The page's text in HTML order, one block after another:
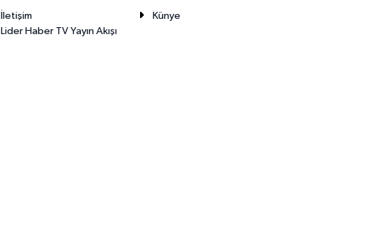
İletişim
Künye
Lider Haber TV Yayın Akışı